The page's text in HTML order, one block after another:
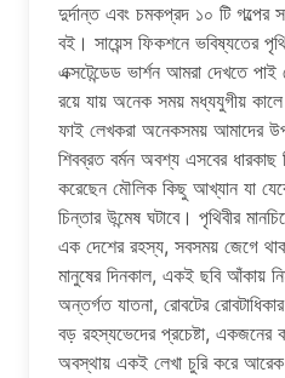
দুর্দান্ত এবং চমকপ্রদ ১০ টি গল্পের
ব‌ই। সায়েন্স ফিকশনে ভবিষ্যতের
এক্সটেন্ডেড ভার্শন আমরা দেখতে
রয়ে যায় অনেক সময় মধ্যযুগীয়
ফাই লেখকরা অনেকসময় আমাদের
শিবব্রত বর্মন অবশ্য এসবের ধারকাছ
করেছেন মৌলিক কিছু আখ্যান যা
চিন্তার উন্মেষ ঘটাবে। পৃথিবীর
এক দেশের রহস্য, সবসময় জেগে
মানুষের দিনকাল, এক‌ই ছবি আঁকায়
অন্তর্গত যাতনা, রোবটের
বড় রহস্যভেদের প্রচেষ্টা, একজনের
অবস্থায় এক‌ই লেখা চুরি করে আরেক